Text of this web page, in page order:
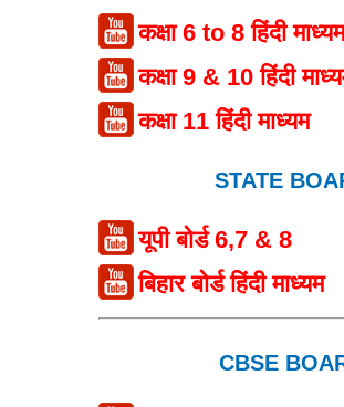
कक्षा 6 to 8 हिंदी
कक्षा 9 & 10 हिंदी
कक्षा 11 हिंदी माध्यम
STATE
यूपी बोर्ड 6,7 & 8
बिहार बोर्ड हिंदी माध्यम
CBSE